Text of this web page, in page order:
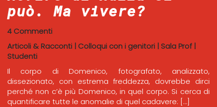
può. Ma vivere?
4 Commenti
Articoli & Racconti | Colloqui con i genitori | Sala Prof|
Studenti
Il corpo di Domenico, fotografato, analizzato,
dissezionato, con estrema freddezza, dovrebbe dirci
perché non c’è più Domenico, in quel corpo. Si cerca di
quantificare tutte le anomalie di quel cadavere: […]